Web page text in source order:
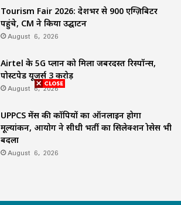
Tourism Fair 2026: देशभर से 900 एग्ज़िबिटर
पहुंचे, CM ने किया उद्घाटन
August 6, 2026
Airtel के 5G प्लान को मिला जबरदस्त रिस्पॉन्स,
पोस्टपेड यूजर्स 3 करोड़
August 6, 2026
UPPCS मेंस की कॉपियों का ऑनलाइन होगा
मूल्यांकन, आयोग ने सीधी भर्ती का सिलेक्शन प्रोसेस भी
बदला
August 6, 2026